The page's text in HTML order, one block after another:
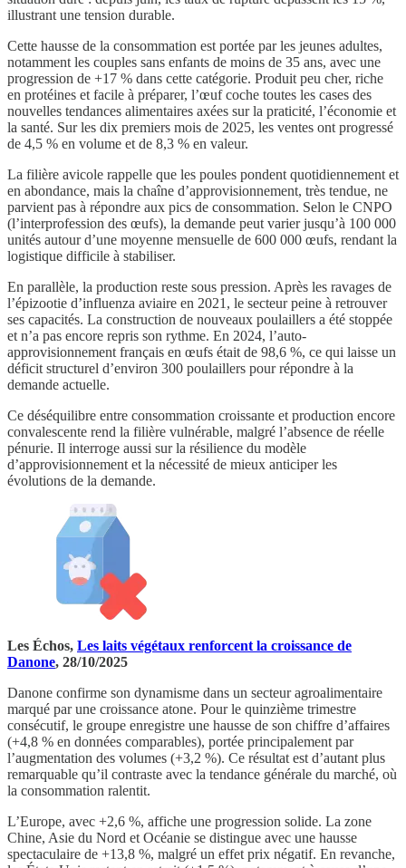
illustrant une tension durable.
Cette hausse de la consommation est portée par les jeunes adultes,
notamment les couples sans enfants de moins de 35 ans, avec une
progression de +17 % dans cette catégorie. Produit peu cher, riche
en protéines et facile à préparer, l’œuf coche toutes les cases des
nouvelles tendances alimentaires axées sur la praticité, l’économie et
la santé. Sur les dix premiers mois de 2025, les ventes ont progressé
de 4,5 % en volume et de 8,3 % en valeur.
La filière avicole rappelle que les poules pondent quotidiennement et
en abondance, mais la chaîne d’approvisionnement, très tendue, ne
parvient pas à répondre aux pics de consommation. Selon le CNPO
(l’interprofession des œufs), la demande peut varier jusqu’à 100 000
unités autour d’une moyenne mensuelle de 600 000 œufs, rendant la
logistique difficile à stabiliser.
En parallèle, la production reste sous pression. Après les ravages de
l’épizootie d’influenza aviaire en 2021, le secteur peine à retrouver
ses capacités. La construction de nouveaux poulaillers a été stoppée
et n’a pas encore repris son rythme. En 2024, l’auto-
approvisionnement français en œufs était de 98,6 %, ce qui laisse un
déficit structurel d’environ 300 poulaillers pour répondre à la
demande actuelle.
Ce déséquilibre entre consommation croissante et production encore
convalescente rend la filière vulnérable, malgré l’absence de réelle
pénurie. Il interroge aussi sur la résilience du modèle
d’approvisionnement et la nécessité de mieux anticiper les
évolutions de la demande.
Les Échos, Les laits végétaux renforcent la croissance de
Danone, 28/10/2025
Danone confirme son dynamisme dans un secteur agroalimentaire
marqué par une croissance atone. Pour le quinzième trimestre
consécutif, le groupe enregistre une hausse de son chiffre d’affaires
(+4,8 % en données comparables), portée principalement par
l’augmentation des volumes (+3,2 %). Ce résultat est d’autant plus
remarquable qu’il contraste avec la tendance générale du marché, où
la consommation ralentit.
L’Europe, avec +2,6 %, affiche une progression solide. La zone
Chine, Asie du Nord et Océanie se distingue avec une hausse
spectaculaire de +13,8 %, malgré un effet prix négatif. En revanche,